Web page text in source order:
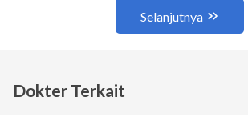
Dokter Terkait